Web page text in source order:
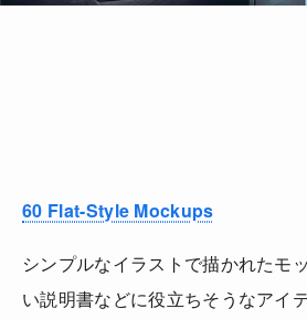
60 Flat-Style Mockups
シンプルなイラストで描かれたモ
い説明書などに役立ちそうなアイ